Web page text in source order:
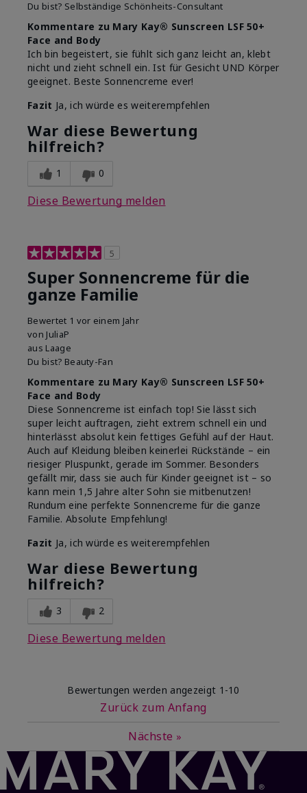
Du bist? Selbständige Schönheits-Consultant
Kommentare zu Mary Kay® Sunscreen LSF 50+
Face and Body
Ich bin begeistert, sie fühlt sich ganz leicht an, klebt
nicht und zieht schnell ein. Ist für Gesicht UND Körper
geeignet. Beste Sonnencreme ever!
Fazit Ja, ich würde es weiterempfehlen
War diese Bewertung
hilfreich?
1 0
Diese Bewertung melden
5
Super Sonnencreme für die
ganze Familie
Bewertet 1 vor einem Jahr
von JuliaP
aus Laage
Du bist? Beauty-Fan
Kommentare zu Mary Kay® Sunscreen LSF 50+
Face and Body
Diese Sonnencreme ist einfach top! Sie lässt sich
super leicht auftragen, zieht extrem schnell ein und
hinterlässt absolut kein fettiges Gefühl auf der Haut.
Auch auf Kleidung bleiben keinerlei Rückstände – ein
riesiger Pluspunkt, gerade im Sommer. Besonders
gefällt mir, dass sie auch für Kinder geeignet ist – so
kann mein 1,5 Jahre alter Sohn sie mitbenutzen!
Rundum eine perfekte Sonnencreme für die ganze
Familie. Absolute Empfehlung!
Fazit Ja, ich würde es weiterempfehlen
War diese Bewertung
hilfreich?
3 2
Diese Bewertung melden
Bewertungen werden angezeigt 1-10
Zurück zum Anfang
Nächste »